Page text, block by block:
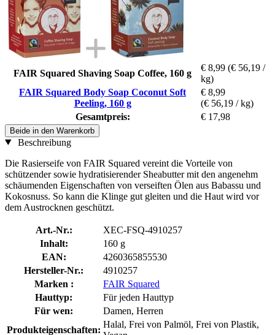
FAIR Squared Shaving Soap Coffee, 160 g
€ 8,99 (€ 56,19 /
kg)
FAIR Squared Body Soap Coconut Soft
Peeling, 160 g
€ 8,99
(€ 56,19 / kg)
Gesamtpreis:
€ 17,98
Beide in den Warenkorb
Beschreibung
Die Rasierseife von FAIR Squared vereint die Vorteile von
schützender sowie hydratisierender Sheabutter mit den angenehm
schäumenden Eigenschaften von verseiften Ölen aus Babassu und
Kokosnuss. So kann die Klinge gut gleiten und die Haut wird vor
dem Austrocknen geschützt.
Art.-Nr.:
XEC-FSQ-4910257
Inhalt:
160 g
EAN:
4260365855530
Hersteller-Nr.:
4910257
Marken :
FAIR Squared
Hauttyp:
Für jeden Hauttyp
Für wen:
Damen, Herren
Produkteigenschaften:
Halal, Frei von Palmöl, Frei von Plastik,